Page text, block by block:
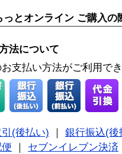
っとオンライン ご購入の
法について
支払い方法がご利用で
(後払い)
銀行振込(後
セブンイレブン決済